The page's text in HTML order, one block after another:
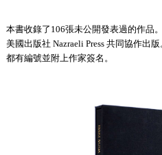
本書收錄了106張未公開發表過的作品
美國出版社 Nazraeli Press 共同協作出
都有編號並附上作家簽名。